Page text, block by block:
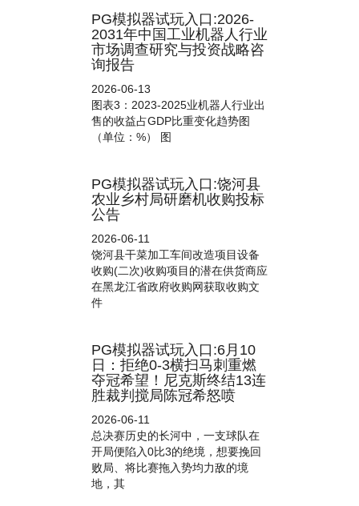
PG模拟器试玩入口:2026-
2031年中国工业机器人行业
市场调查研究与投资战略咨
询报告
2026-06-13
图表3：2023-2025业机器人行业出
售的收益占GDP比重变化趋势图
（单位：%） 图
PG模拟器试玩入口:饶河县
农业乡村局研磨机收购投标
公告
2026-06-11
饶河县干菜加工车间改造项目设备
收购(二次)收购项目的潜在供货商应
在黑龙江省政府收购网获取收购文
件
PG模拟器试玩入口:6月10
日：拒绝0-3横扫马刺重燃
夺冠希望！尼克斯终结13连
胜裁判搅局陈冠希怒喷
2026-06-11
总决赛历史的长河中，一支球队在
开局便陷入0比3的绝境，想要挽回
败局、将比赛拖入势均力敌的境
地，其